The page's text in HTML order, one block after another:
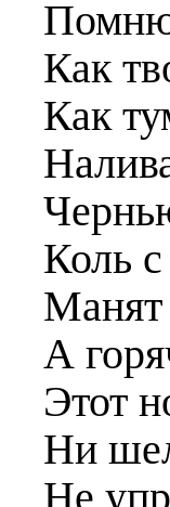
Как
Как
Коль
Манят
А
Этот
Ни
Не